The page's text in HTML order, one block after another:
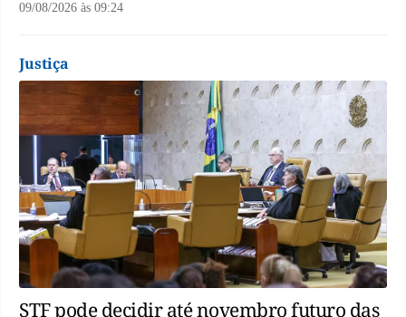
09/08/2026 às 09:24
Justiça
STF pode decidir até novembro futuro das